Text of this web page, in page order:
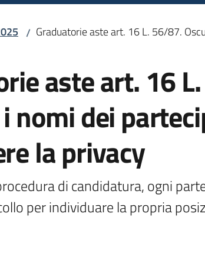
/ Graduatorie aste art. 16 L. 56/87.
aste art. 16
nomi dei
la privacy
di candidatura, ogni
per individuare la propria